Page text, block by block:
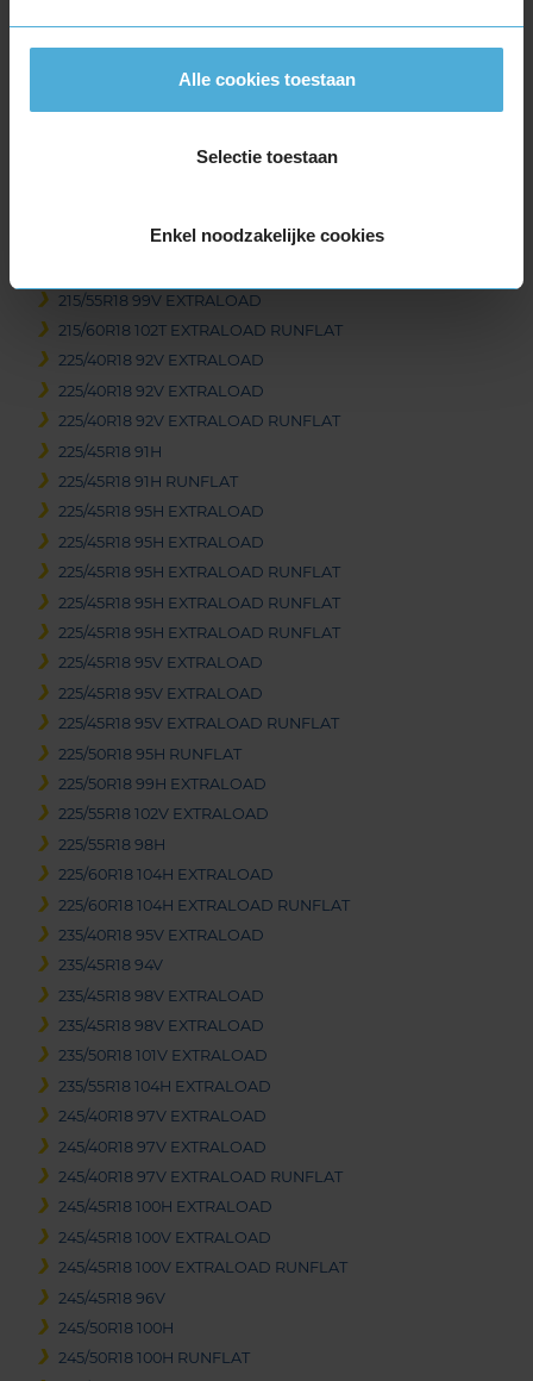
Alle cookies toestaan
Selectie toestaan
Enkel noodzakelijke cookies
235/55R17 99H
245/45R17 99V EXTRALOAD
255/40R17 98V EXTRALOAD
215/50R18 92V
215/55R18 99V EXTRALOAD
215/60R18 102T EXTRALOAD RUNFLAT
225/40R18 92V EXTRALOAD
225/40R18 92V EXTRALOAD
225/40R18 92V EXTRALOAD RUNFLAT
225/45R18 91H
225/45R18 91H RUNFLAT
225/45R18 95H EXTRALOAD
225/45R18 95H EXTRALOAD
225/45R18 95H EXTRALOAD RUNFLAT
225/45R18 95H EXTRALOAD RUNFLAT
225/45R18 95H EXTRALOAD RUNFLAT
225/45R18 95V EXTRALOAD
225/45R18 95V EXTRALOAD
225/45R18 95V EXTRALOAD RUNFLAT
225/50R18 95H RUNFLAT
225/50R18 99H EXTRALOAD
225/55R18 102V EXTRALOAD
225/55R18 98H
225/60R18 104H EXTRALOAD
225/60R18 104H EXTRALOAD RUNFLAT
235/40R18 95V EXTRALOAD
235/45R18 94V
235/45R18 98V EXTRALOAD
235/45R18 98V EXTRALOAD
235/50R18 101V EXTRALOAD
235/55R18 104H EXTRALOAD
245/40R18 97V EXTRALOAD
245/40R18 97V EXTRALOAD
245/40R18 97V EXTRALOAD RUNFLAT
245/45R18 100H EXTRALOAD
245/45R18 100V EXTRALOAD
245/45R18 100V EXTRALOAD RUNFLAT
245/45R18 96V
245/50R18 100H
245/50R18 100H RUNFLAT